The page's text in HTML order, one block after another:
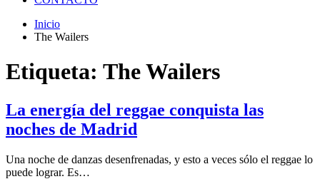
Inicio
The Wailers
Etiqueta: The Wailers
La energía del reggae conquista las
noches de Madrid
Una noche de danzas desenfrenadas, y esto a veces sólo el reggae lo
puede lograr. Es…